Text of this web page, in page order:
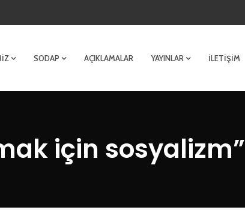
SODAP AÇIKLAMALAR YAYINLAR İLETIŞIM
için sosyalizm”